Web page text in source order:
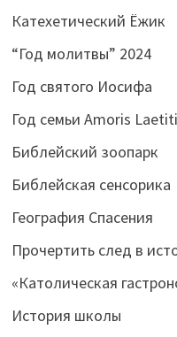
Катехетический Ёжик
“Год молитвы” 2024
Год святого Иосифа
Год семьи Amoris
Библейский зоопарк
Библейская сенсорика
География Спасения
Прочертить след в
«Католическая
История школы